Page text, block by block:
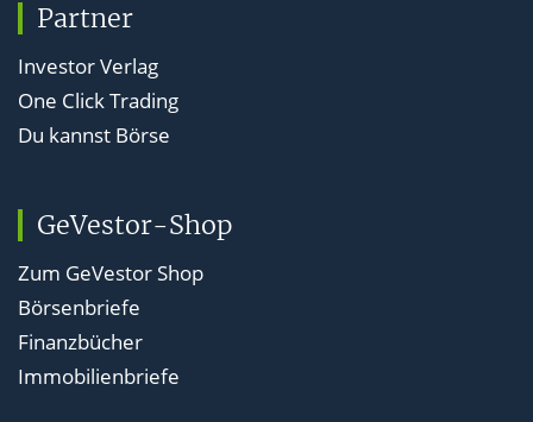
Partner
Investor Verlag
One Click Trading
Du kannst Börse
GeVestor-Shop
Zum GeVestor Shop
Börsenbriefe
Finanzbücher
Immobilienbriefe